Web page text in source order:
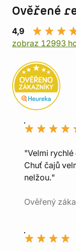
Ověřené
4,9
zobraz 12993
"Velmi rychlé
Chuť čajů
nelžou."
Ověřený